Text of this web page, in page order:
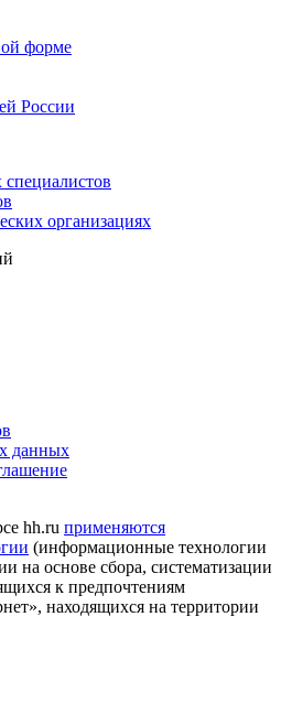
форме
России
организациях
данных
hh.ru применяются
(информационные технологии
на основе сбора, систематизации
к предпочтениям
находящихся на территории